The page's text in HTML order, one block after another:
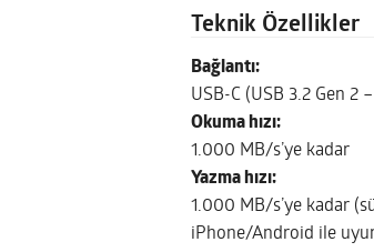
Teknik Özellikler
Bağlantı:
USB-C (USB 3.2 Gen 2
Okuma hızı:
1.000 MB/s’ye kadar
Yazma hızı:
1.000 MB/s’ye kadar
iPhone/Android ile